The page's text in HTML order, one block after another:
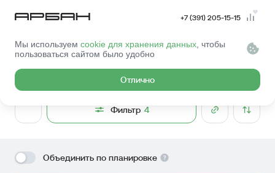
+7 (391) 205-15-15
Мы используем cookie для хранения данных , чтобы
пользоваться сайтом было удобно
Отлично
Главная Квартиры
Выбрать квартиру
Фильтр 4
Объединить по планировке